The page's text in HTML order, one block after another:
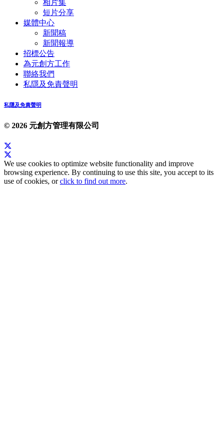
相片集
短片分享
媒體中心
新聞稿
新聞報導
招標公告
為元創方工作
聯絡我們
私隱及免責聲明
私隱及免責聲明
© 2026 元創方管理有限公司
We use cookies to optimize website functionality and improve
browsing experience. By continuing to use this site, you accept to its
use of cookies, orclick to find out more.